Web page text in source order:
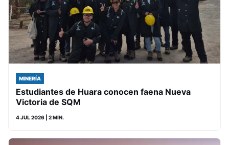
MINERÍA
Estudiantes de Huara conocen faena Nueva
Victoria de SQM
4 JUL 2026 | 2 MIN.